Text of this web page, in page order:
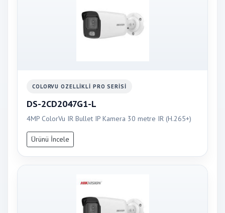
COLORVU OZELLIKLI PRO SERISI
DS-2CD2047G1-L
4MP ColorVu IR Bullet IP Kamera 30 metre IR (H.265+)
Ürünü İncele